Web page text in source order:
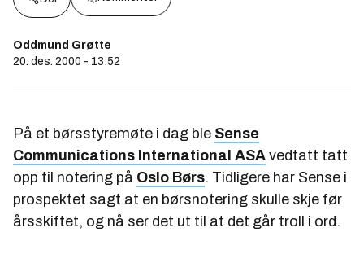
Oddmund Grøtte
20. des. 2000 - 13:52
På et børsstyremøte i dag ble Sense
Communications International ASA vedtatt tatt
opp til notering på Oslo Børs. Tidligere har Sense i
prospektet sagt at en børsnotering skulle skje før
årsskiftet, og nå ser det ut til at det går troll i ord.